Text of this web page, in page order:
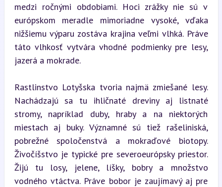
medzi ročnými obdobiami. Hoci zrážky nie sú v
európskom meradle mimoriadne vysoké, vďaka
nižšiemu výparu zostáva krajina veľmi vlhká. Práve
táto vlhkosť vytvára vhodné podmienky pre lesy,
jazerá a mokrade.
Rastlinstvo Lotyšska tvoria najmä zmiešané lesy.
Nachádzajú sa tu ihličnaté dreviny aj listnaté
stromy, napríklad duby, hraby a na niektorých
miestach aj buky. Významné sú tiež rašeliniská,
pobrežné spoločenstvá a mokraďové biotopy.
Živočíšstvo je typické pre severoeurópsky priestor.
Žijú tu losy, jelene, líšky, bobry a množstvo
vodného vtáctva. Práve bobor je zaujímavý aj pre